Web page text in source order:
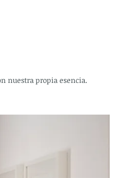
nuestra propia esencia.